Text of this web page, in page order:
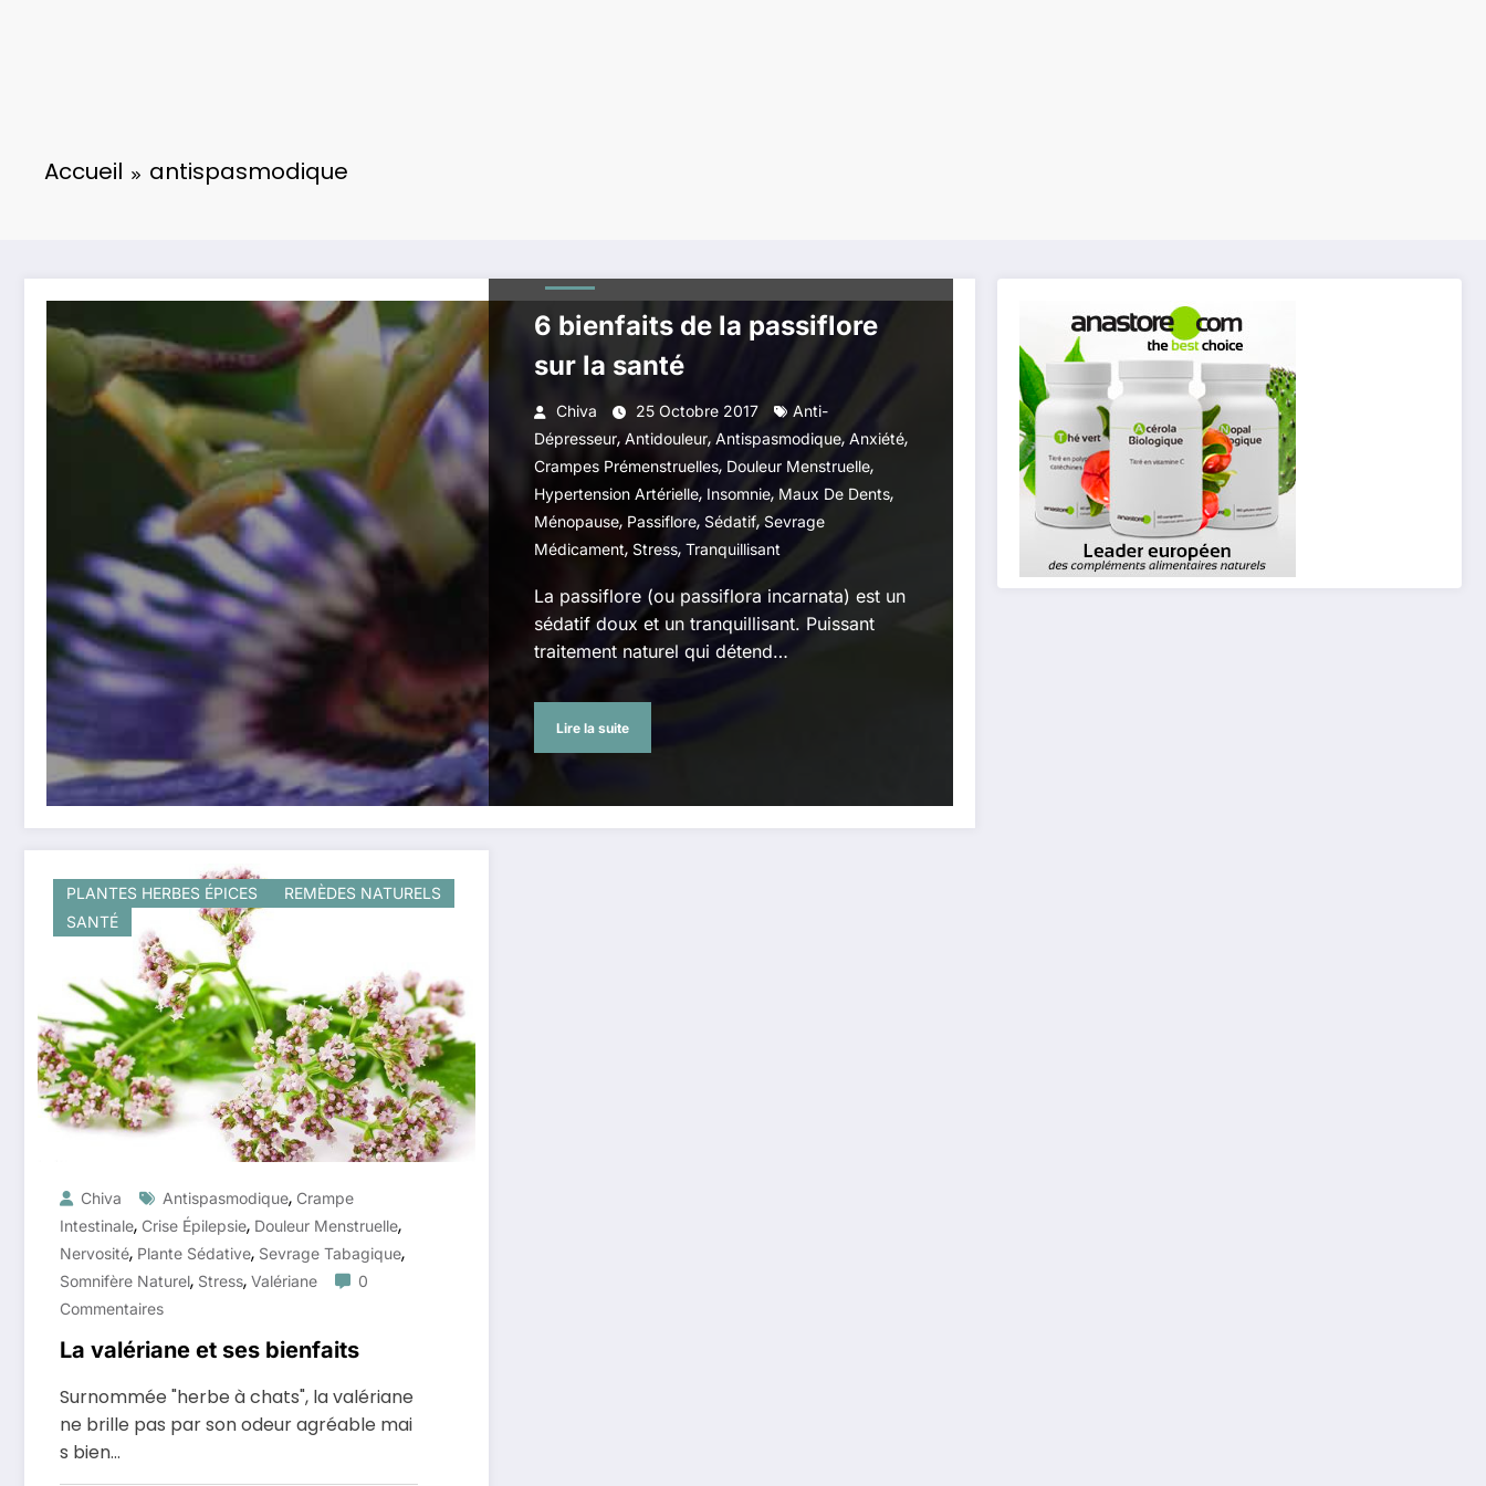
Accueil antispasmodique
6 bienfaits de la passiflore
sur la santé
Chiva 25 Octobre 2017
Anti-
Dépresseur, Antidouleur, Antispasmodique, Anxiété,
Crampes Prémenstruelles, Douleur Menstruelle,
Hypertension Artérielle, Insomnie, Maux De Dents,
Ménopause, Passiflore, Sédatif,Sevrage
Médicament, Stress, Tranquillisant
La passiflore (ou passiflora incarnata) est un
sédatif doux et un tranquillisant. Puissant
traitement naturel qui détend…
Lire la suite
PLANTES HERBES ÉPICES
REMÈDES NATURELS
SANTÉ
Chiva Antispasmodique, Crampe
Intestinale, Crise Épilepsie, Douleur Menstruelle,
Nervosité, Plante Sédative, Sevrage Tabagique,
Somnifère Naturel, Stress, Valériane
0
Commentaires
La valériane et ses bienfaits
Surnommée "herbe à chats", la valériane
ne brille pas par son odeur agréable mai
s bien…